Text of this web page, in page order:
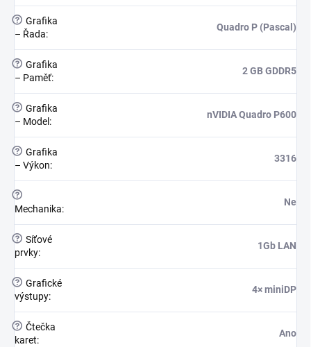
? Grafika
– Řada:
Quadro P (Pascal)
? Grafika
– Paměť:
2 GB GDDR5
? Grafika
– Model :
nVIDIA Quadro P600
? Grafika
– Výkon:
3316
?
Mechanika:
Ne
? Síťové
prvky:
1Gb LAN
? Grafické
výstupy:
4× miniDP
? Čtečka
karet:
Ano